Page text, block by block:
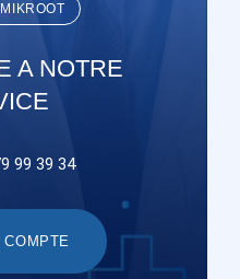
A NOTRE
99 39 34
COMPTE